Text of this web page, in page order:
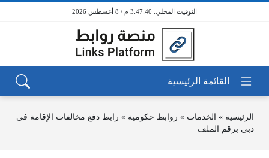
3:47:40 م / 8 أغسطس 2026
الرئيسية » الخدمات » روابط حكومية » رابط دفع مخالفات الإقامة في
دبي برقم الملف